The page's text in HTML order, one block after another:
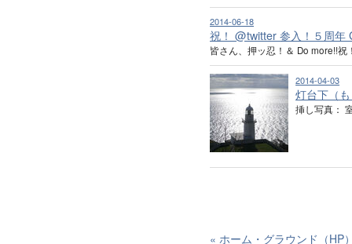
2014-06-18
祝！ @twitter 参入！５周年
皆さん、押ッ忍！＆ Do more!!
2014-04-03
灯台下（
挿し写真：
« ホーム・グラウンド（HP